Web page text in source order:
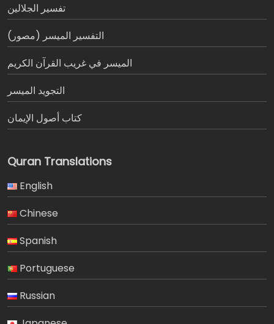
تفسير الجلالين
التفسير الميسر (مصور)
الميسر في غريب القرآن الكريم
التجويد الميسر
كتاب أصول الإيمان
Quran Translations
English
Chinese
Spanish
Portuguese
Russian